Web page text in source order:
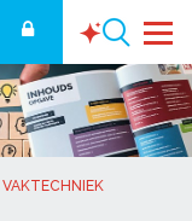
VAKTECHNIEK